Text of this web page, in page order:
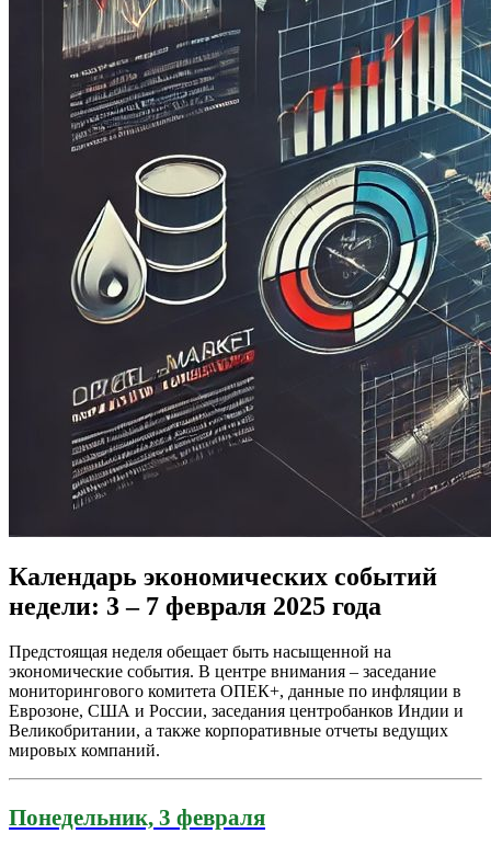
Календарь экономических событий
недели: 3 – 7 февраля 2025 года
Предстоящая неделя обещает быть насыщенной на
экономические события. В центре внимания – заседание
мониторингового комитета ОПЕК+, данные по инфляции в
Еврозоне, США и России, заседания центробанков Индии и
Великобритании, а также корпоративные отчеты ведущих
мировых компаний.
Понедельник, 3 февраля